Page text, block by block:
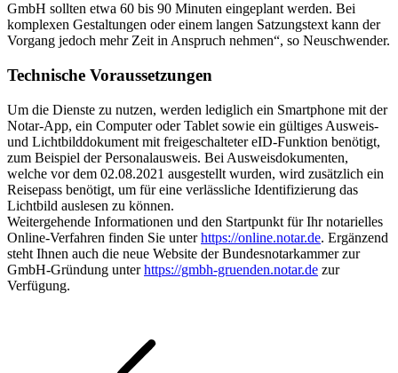
GmbH sollten etwa 60 bis 90 Minuten eingeplant werden. Bei
komplexen Gestaltungen oder einem langen Satzungstext kann der
Vorgang jedoch mehr Zeit in Anspruch nehmen“, so Neuschwender.
Technische Voraussetzungen
Um die Dienste zu nutzen, werden lediglich ein Smartphone mit der
Notar-App, ein Computer oder Tablet sowie ein gültiges Ausweis-
und Lichtbilddokument mit freigeschalteter eID-Funktion benötigt,
zum Beispiel der Personalausweis. Bei Ausweisdokumenten,
welche vor dem 02.08.2021 ausgestellt wurden, wird zusätzlich ein
Reisepass benötigt, um für eine verlässliche Identifizierung das
Lichtbild auslesen zu können.
Weitergehende Informationen und den Startpunkt für Ihr notarielles
Online-Verfahren finden Sie unterhttps://online.notar.de. Ergänzend
steht Ihnen auch die neue Website der Bundesnotarkammer zur
GmbH-Gründung unterhttps://gmbh-gruenden.notar.de zur
Verfügung.